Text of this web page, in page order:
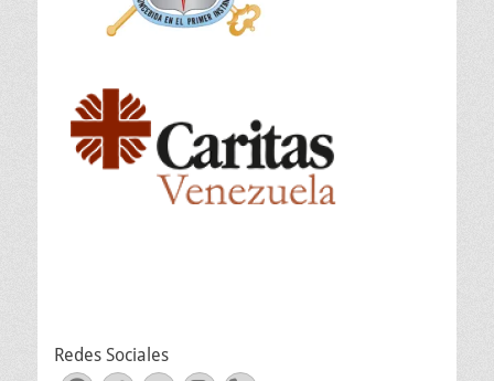
Redes Sociales